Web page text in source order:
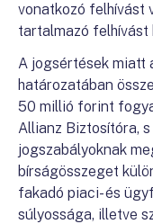
vonatkozó felhívást
tartalmazó felhívást
A jogsértések miatt
határozatában
50 millió forint
Allianz Biztosítóra,
jogszabályoknak
bírságösszeget
fakadó piaci- és
súlyossága, illetve